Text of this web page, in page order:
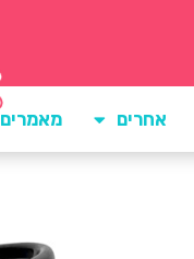
אחרים מאמרים